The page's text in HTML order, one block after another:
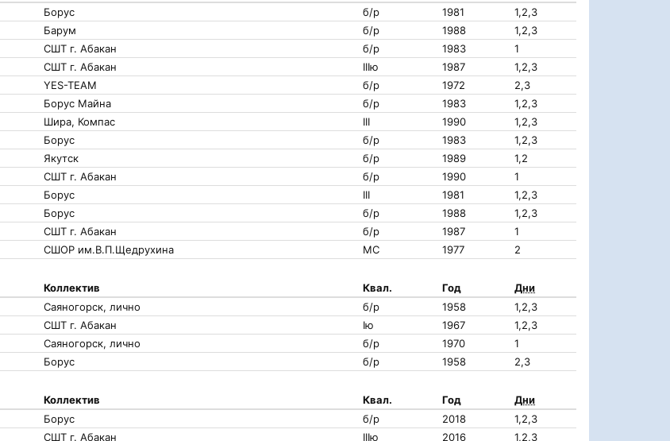
Борус б/р 1981
1,2,3
Барум б/р 1988
1,2,3
СШТ г. Абакан б/р 1983
1
СШТ г. Абакан IIIю 1987
1,2,3
YES-TEAM б/р 1972
2,3
Борус Майна б/р 1983
1,2,3
Шира, Компас III 1990
1,2,3
Борус б/р 1983
1,2,3
Якутск б/р 1989
1,2
СШТ г. Абакан б/р 1990
1
Борус III 1981
1,2,3
Борус б/р 1988
1,2,3
СШТ г. Абакан б/р 1987
1
СШОР им.В.П.Щедрухина МС 1977 2
Коллектив Квал. Год
Дни
Саяногорск, лично б/р 1958
1,2,3
СШТ г. Абакан Iю 1967
1,2,3
Саяногорск, лично б/р 1970
1
Борус б/р 1958 2,3
Коллектив Квал. Год
Дни
Борус б/р 2018
1,2,3
СШТ г. Абакан IIIю 2016
1,2,3